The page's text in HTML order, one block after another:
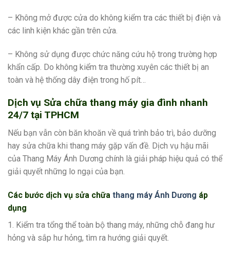
– Không mở được cửa do không kiểm tra các thiết bị điện và
các linh kiện khác gần trên cửa.
– Không sử dụng được chức năng cứu hộ trong trường hợp
khẩn cấp. Do không kiểm tra thường xuyên các thiết bị an
toàn và hệ thống dây điện trong hố pít…
Dịch vụ Sửa chữa thang máy gia đình nhanh
24/7 tại TPHCM
Nếu bạn vẫn còn băn khoăn về quá trình bảo trì, bảo dưỡng
hay sửa chữa khi thang máy gặp vấn đề. Dịch vụ hậu mãi
của Thang Máy Ánh Dương chính là giải pháp hiệu quả có thể
giải quyết những lo ngại của bạn.
Các bước dịch vụ sửa chữa thang máy Ánh Dương áp
dụng
1. Kiểm tra tổng thể toàn bộ thang máy, những chỗ đang hư
hỏng và sắp hư hỏng, tìm ra hướng giải quyết.